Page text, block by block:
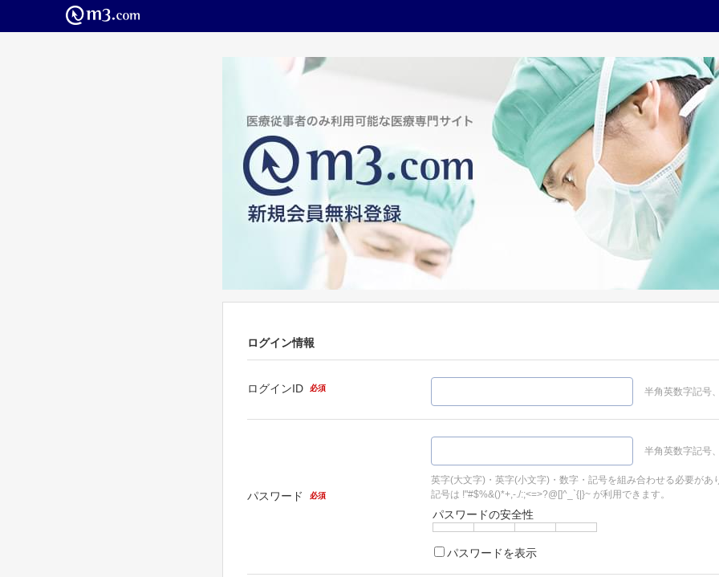
ログイン情報
ログインID 必須 半角英数字記号
パスワード 必須
半角英数字記号
英字(大文字)・英字(小文字)・数字・記号を組み合わせる必要があ
記号は !"#$%&()*+,-./:;<=>?@[]^_`{|}~ が利用できます。
パスワードの安全性
パスワードを表示